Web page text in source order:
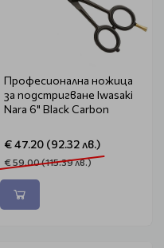
Професионална ножица
за подстригване Iwasaki
Nara 6" Black Carbon
€ 47.20 (92.32 лв.)
€ 59.00 (115.39 лв.)